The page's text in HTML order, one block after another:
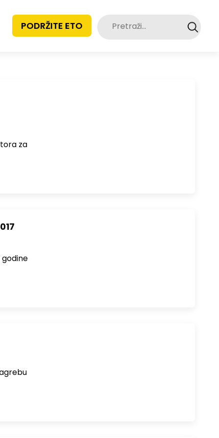
PODRŽITE ETO Pretraži:
za
godine